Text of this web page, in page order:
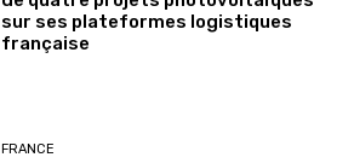
sur ses plateformes logistiques
française
FRANCE